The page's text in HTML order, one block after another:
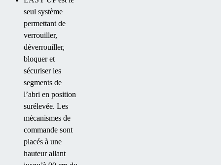
seul système
permettant de
verrouiller,
déverrouiller,
bloquer et
sécuriser les
segments de
l’abri en position
surélevée. Les
mécanismes de
commande sont
placés à une
hauteur allant